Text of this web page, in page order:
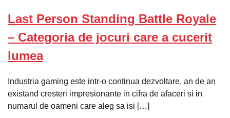
Last Person Standing Battle Royale
– Categoria de jocuri care a cucerit
lumea
Industria gaming este intr-o continua dezvoltare, an de an
existand cresteri impresionante in cifra de afaceri si in
numarul de oameni care aleg sa isi […]